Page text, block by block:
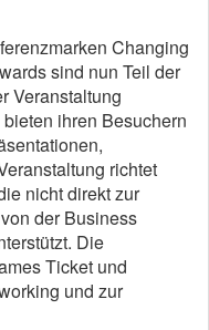
Changing
sind nun Teil der
Veranstaltung
ihren Besuchern
richtet
nicht direkt zur
der Business
Die
Ticket und
und zur